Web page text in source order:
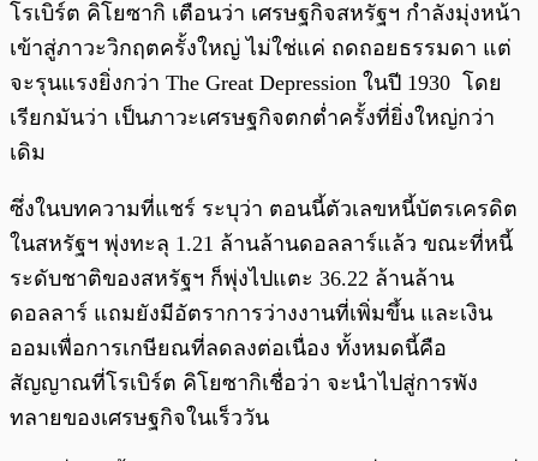
โรเบิร์ต คิโยซากิ เตือนว่า เศรษฐกิจสหรัฐฯ กำลังมุ่งหน้า
เข้าสู่ภาวะวิกฤตครั้งใหญ่ ไม่ใช่แค่ ถดถอยธรรมดา แต่
จะรุนแรงยิ่งกว่า The Great Depression ในปี 1930 โดย
เรียกมันว่า เป็นภาวะเศรษฐกิจตกต่ำครั้งที่ยิ่งใหญ่กว่า
เดิม
ซึ่งในบทความที่แชร์ ระบุว่า ตอนนี้ตัวเลขหนี้บัตรเครดิต
ในสหรัฐฯ พุ่งทะลุ 1.21 ล้านล้านดอลลาร์แล้ว ขณะที่หนี้
ระดับชาติของสหรัฐฯ ก็พุ่งไปแตะ 36.22 ล้านล้าน
ดอลลาร์ แถมยังมีอัตราการว่างงานที่เพิ่มขึ้น และเงิน
ออมเพื่อการเกษียณที่ลดลงต่อเนื่อง ทั้งหมดนี้คือ
สัญญาณที่โรเบิร์ต คิโยซากิเชื่อว่า จะนำไปสู่การพัง
ทลายของเศรษฐกิจในเร็ววัน